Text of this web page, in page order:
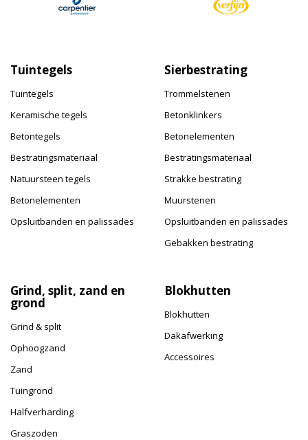
Tuintegels
Tuintegels
Keramische tegels
Betontegels
Bestratingsmateriaal
Natuursteen tegels
Betonelementen
Opsluitbanden en palissades
Sierbestrating
Trommelstenen
Betonklinkers
Betonelementen
Bestratingsmateriaal
Strakke bestrating
Muurstenen
Opsluitbanden en palissades
Gebakken bestrating
Grind, split, zand en
grond
Grind & split
Ophoogzand
Zand
Tuingrond
Halfverharding
Graszoden
Blokhutten
Blokhutten
Dakafwerking
Accessoires